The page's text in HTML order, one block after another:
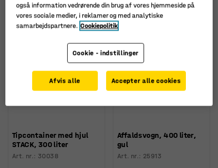
2 produkter
Tipcontainer med hjul
STACK, 300 liter
Art. nr.: 30038
Affaldsvogn, 400 liter,
gul
Art. nr.: 25913
også information vedrørende din brug af vores hjemmeside på
vores sociale medier, i reklamer og med analytiske
samarbejdspartnere. Cookiepolitik
Cookie - indstillinger
Afvis alle Accepter alle cookies